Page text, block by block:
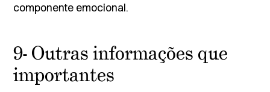
componente emocional.
9- Outras informações que
importantes